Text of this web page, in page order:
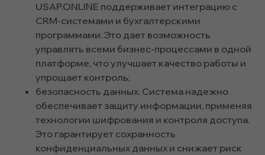
USAP.ONLINE поддерживает интеграцию с
CRM-системами и бухгалтерскими
программами. Это дает возможность
управлять всеми бизнес-процессами в одной
платформе, что улучшает качество работы и
упрощает контроль;
безопасность данных. Система надежно
обеспечивает защиту информации, применяя
технологии шифрования и контроля доступа.
Это гарантирует сохранность
конфиденциальных данных и снижает риск